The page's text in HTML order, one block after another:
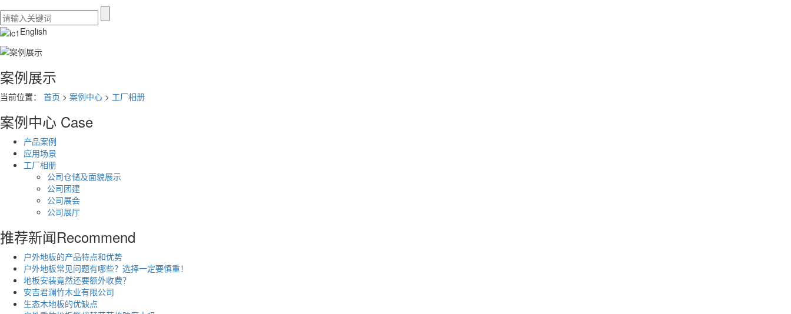
English
案例展示
当前位置： 首页 > 案例中心 > 工厂相册
案例中心 Case
产品案例
应用场景
工厂相册
公司仓储及面貌展示
公司团建
公司展会
公司展厅
推荐新闻Recommend
户外地板的产品特点和优势
户外地板常见问题有哪些？选择一定要慎重！
地板安装竟然还要额外收费？
安吉君澜竹木业有限公司
生态木地板的优缺点